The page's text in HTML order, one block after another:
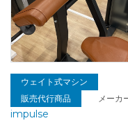
ウェイト式マシン
販売代行商品
メーカ
impulse